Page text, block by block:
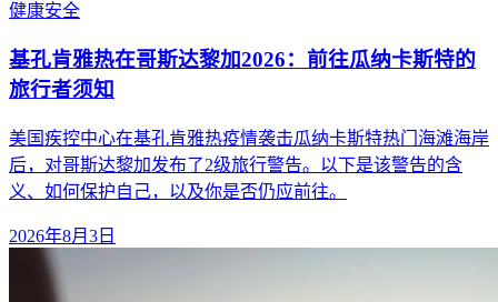
健康安全
基孔肯雅热在哥斯达黎加2026：前往瓜纳卡斯特的
旅行者须知
美国疾控中心在基孔肯雅热疫情袭击瓜纳卡斯特热门海滩海岸
后，对哥斯达黎加发布了2级旅行警告。以下是该警告的含
义、如何保护自己，以及你是否仍应前往。
2026年8月3日